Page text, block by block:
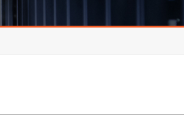
호남권연구본부
기획본부